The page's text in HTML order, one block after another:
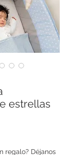
estrellas
regalo? Déjanos